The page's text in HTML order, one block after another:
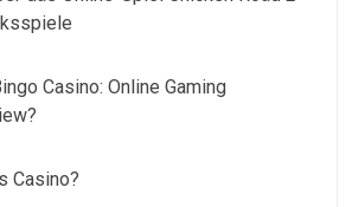
Casino: Online Gaming
Casino?